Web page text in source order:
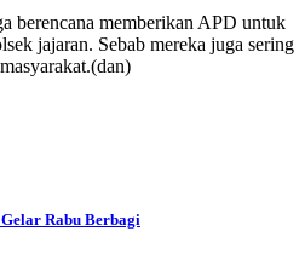
berencana memberikan APD untuk
jajaran. Sebab mereka juga sering
Rabu Berbagi